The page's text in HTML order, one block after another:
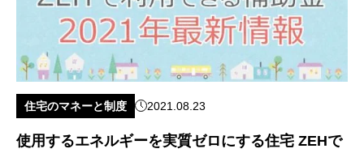
住宅のマネーと制度 2021.08.23
使用するエネルギーを実質ゼロにする住宅 ZEHで